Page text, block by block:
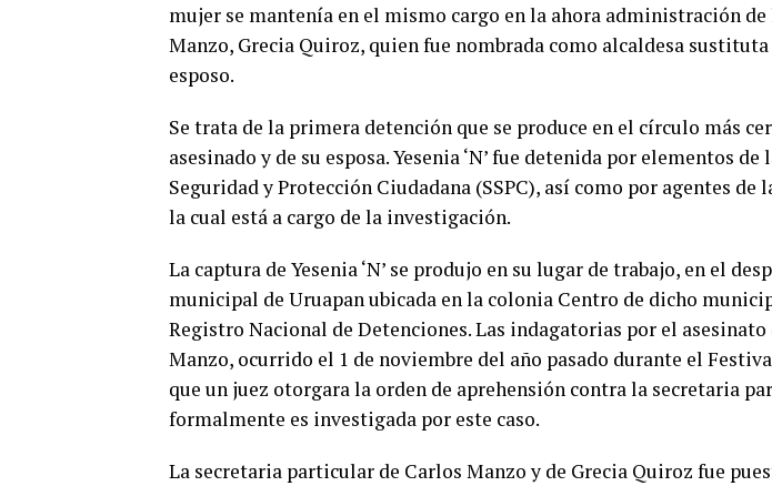
mujer se mantenía en el mismo cargo en la ahora administración
Manzo, Grecia Quiroz, quien fue nombrada como alcaldesa
esposo.
Se trata de la primera detención que se produce en el círculo más
asesinado y de su esposa. Yesenia ‘N’ fue detenida por elementos de
Seguridad y Protección Ciudadana (SSPC), así como por agentes de
la cual está a cargo de la investigación.
La captura de Yesenia ‘N’ se produjo en su lugar de trabajo, en el
municipal de Uruapan ubicada en la colonia Centro de dicho
Registro Nacional de Detenciones. Las indagatorias por el
Manzo, ocurrido el 1 de noviembre del año pasado durante el
que un juez otorgara la orden de aprehensión contra la secretaria
formalmente es investigada por este caso.
La secretaria particular de Carlos Manzo y de Grecia Quiroz fue